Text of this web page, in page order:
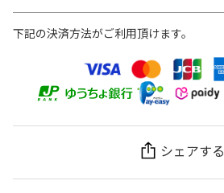
下記の決済方法がご利用頂けます。
シェアする